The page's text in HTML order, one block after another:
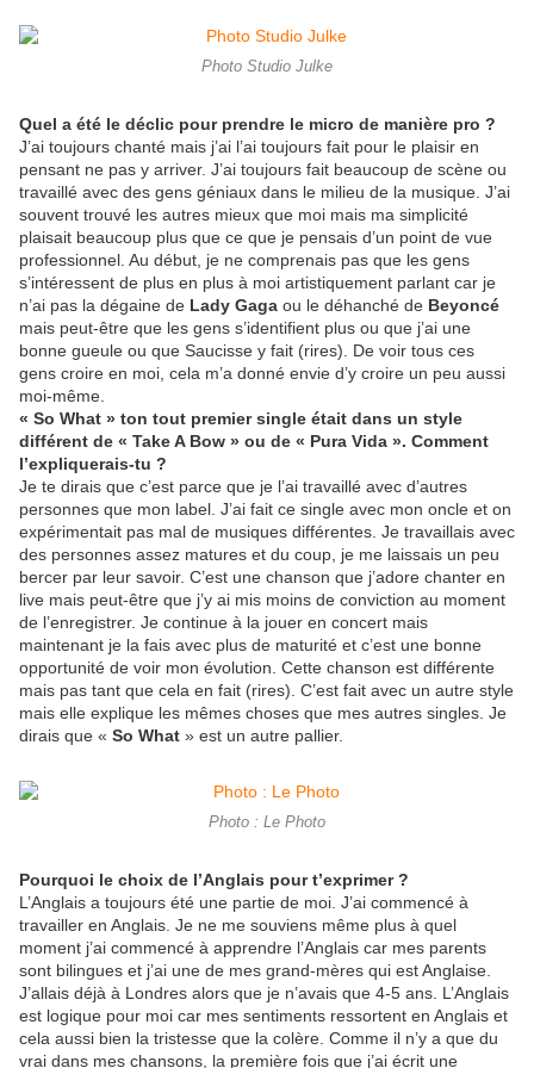
Photo Studio Julke
Quel a été le déclic pour prendre le micro de manière pro ?
J’ai toujours chanté mais j’ai l’ai toujours fait pour le plaisir en
pensant ne pas y arriver. J’ai toujours fait beaucoup de scène ou
travaillé avec des gens géniaux dans le milieu de la musique. J’ai
souvent trouvé les autres mieux que moi mais ma simplicité
plaisait beaucoup plus que ce que je pensais d’un point de vue
professionnel. Au début, je ne comprenais pas que les gens
s’intéressent de plus en plus à moi artistiquement parlant car je
n’ai pas la dégaine de Lady Gaga ou le déhanché de Beyoncé
mais peut-être que les gens s’identifient plus ou que j’ai une
bonne gueule ou que Saucisse y fait (rires). De voir tous ces
gens croire en moi, cela m’a donné envie d’y croire un peu aussi
moi-même.
« So What » ton tout premier single était dans un style
différent de « Take A Bow » ou de « Pura Vida ». Comment
l’expliquerais-tu ?
Je te dirais que c’est parce que je l’ai travaillé avec d’autres
personnes que mon label. J’ai fait ce single avec mon oncle et on
expérimentait pas mal de musiques différentes. Je travaillais avec
des personnes assez matures et du coup, je me laissais un peu
bercer par leur savoir. C’est une chanson que j’adore chanter en
live mais peut-être que j’y ai mis moins de conviction au moment
de l’enregistrer. Je continue à la jouer en concert mais
maintenant je la fais avec plus de maturité et c’est une bonne
opportunité de voir mon évolution. Cette chanson est différente
mais pas tant que cela en fait (rires). C’est fait avec un autre style
mais elle explique les mêmes choses que mes autres singles. Je
dirais que « So What » est un autre pallier.
Photo : Le Photo
Pourquoi le choix de l’Anglais pour t’exprimer ?
L’Anglais a toujours été une partie de moi. J’ai commencé à
travailler en Anglais. Je ne me souviens même plus à quel
moment j’ai commencé à apprendre l’Anglais car mes parents
sont bilingues et j’ai une de mes grand-mères qui est Anglaise.
J’allais déjà à Londres alors que je n’avais que 4-5 ans. L’Anglais
est logique pour moi car mes sentiments ressortent en Anglais et
cela aussi bien la tristesse que la colère. Comme il n’y a que du
vrai dans mes chansons, la première fois que j’ai écrit une